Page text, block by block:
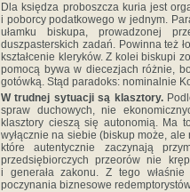
Dla księdza proboszcza kuria jest
i poborcy podatkowego w jednym.
ułamku biskupa, prowadzonej
duszpasterskich zadań. Powinna też
kształcenie kleryków. Z kolei biskupi
pomocą bywa w diecezjach różnie,
gotówką. Stąd paradoks: nominalnie
W trudnej sytuacji są klasztory.
spraw duchowych, nie
klasztory cieszą się autonomią. Ma
wyłącznie na siebie (biskup może,
które autentycznie zaczynają
przedsiębiorczych przeorów nie
i generała zakonu. Z tego
poczynania biznesowe